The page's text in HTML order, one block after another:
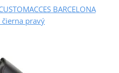
BARCELONA
čierna pravý